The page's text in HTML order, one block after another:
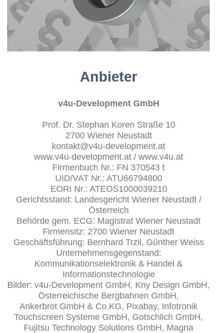
Anbieter
v4u-Development GmbH
Prof. Dr. Stephan Koren Straße 10
2700 Wiener Neustadt
kontakt@v4u-development.at
www.v4u-development.at / www.v4u.at
Firmenbuch Nr.: FN 370543 t
UID/VAT Nr.: ATU66794800
EORI Nr.: ATEOS1000039210
Gerichtsstand: Landesgericht Wiener Neustadt /
Österreich
Behörde gem. ECG: Magistrat Wiener Neustadt
Firmensitz: 2700 Wiener Neustadt
Geschäftsführung: Bernhard Trzil, Günther Weiss
Unternehmensgegenstand:
Kommunikationselektronik & Handel &
Informationstechnologie
Bilder: v4u-Development GmbH, Kny Design GmbH,
Österreichische Bergbahnen GmbH,
Ankerbrot GmbH & Co.KG, Pixabay, Infotronik
Touchscreen Systeme GmbH, Gotschlich GmbH,
Fujitsu Technology Solutions GmbH, Magna